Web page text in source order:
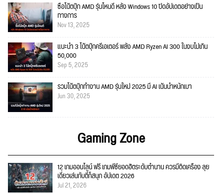
ซื้อโน้ตบุ๊ก AMD รุ่นไหนดี หลัง Windows 10 ปิดอัปเดตอย่างเป็น
ทางการ
Nov 13, 2025
แนะนำ 3 โน้ตบุ๊กครีเอเตอร์ พลัง AMD Ryzen AI 300 ในงบไม่เกิน
50,000
Sep 5, 2025
รวมโน้ตบุ๊กทำงาน AMD รุ่นใหม่ 2025 มี AI เน้นน้ำหนักเบา
Jun 30, 2025
Gaming Zone
12 เกมออนไลน์ ฟรี เกมพีซียอดฮิตระดับตำนาน ควรมีติดเครื่อง ลุย
เดี่ยวเล่นกับตี้ก็สนุก อัปเดต 2026
Jul 21, 2026